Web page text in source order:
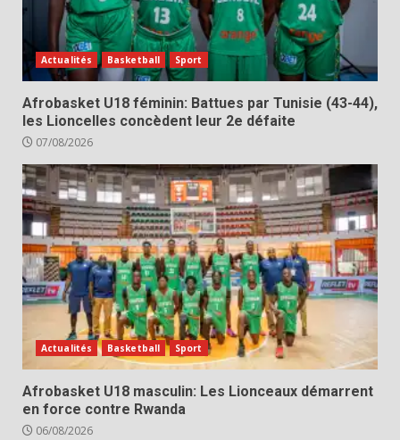
Actualités Basketball Sport
Afrobasket U18 féminin: Battues par Tunisie (43-44),
les Lioncelles concèdent leur 2e défaite
07/08/2026
Actualités Basketball Sport
Afrobasket U18 masculin: Les Lionceaux démarrent
en force contre Rwanda
06/08/2026